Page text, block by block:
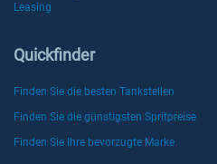
Leasing
Quickfinder
Finden Sie die besten Tankstellen
Finden Sie die günstigsten Spritpreise
Finden Sie Ihre bevorzugte Marke